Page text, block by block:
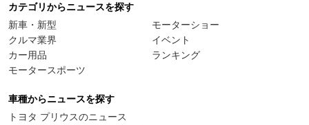
カテゴリからニュースを探す
新車・新型
クルマ業界
カー用品
モータースポーツ
モーターショー
イベント
ランキング
車種からニュースを探す
トヨタ プリウスのニュース